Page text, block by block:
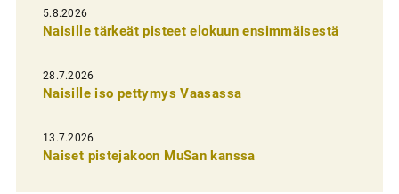
i
e
n
s
e
l
5.8.2026
Naisille tärkeät pisteet elokuun ensimmäisestä
28.7.2026
Naisille iso pettymys Vaasassa
13.7.2026
Naiset pistejakoon MuSan kanssa